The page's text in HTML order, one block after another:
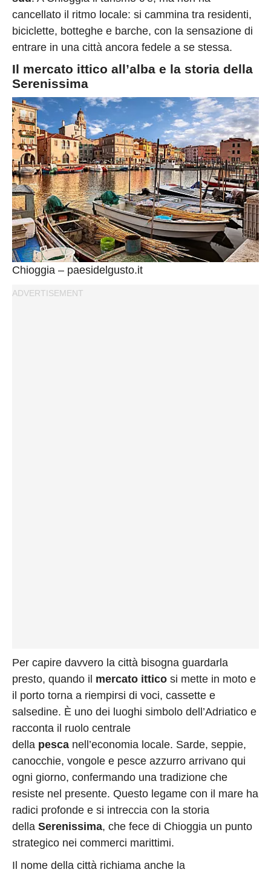
cancellato il ritmo locale: si cammina tra residenti,
biciclette, botteghe e barche, con la sensazione di
entrare in una città ancora fedele a se stessa.
Il mercato ittico all’alba e la storia della
Serenissima
Chioggia – paesidelgusto.it
Per capire davvero la città bisogna guardarla
presto, quando il mercato ittico si mette in moto e
il porto torna a riempirsi di voci, cassette e
salsedine. È uno dei luoghi simbolo dell’Adriatico e
racconta il ruolo centrale
della pesca nell’economia locale. Sarde, seppie,
canocchie, vongole e pesce azzurro arrivano qui
ogni giorno, confermando una tradizione che
resiste nel presente. Questo legame con il mare ha
radici profonde e si intreccia con la storia
della Serenissima, che fece di Chioggia un punto
strategico nei commerci marittimi.
Il nome della città richiama anche la